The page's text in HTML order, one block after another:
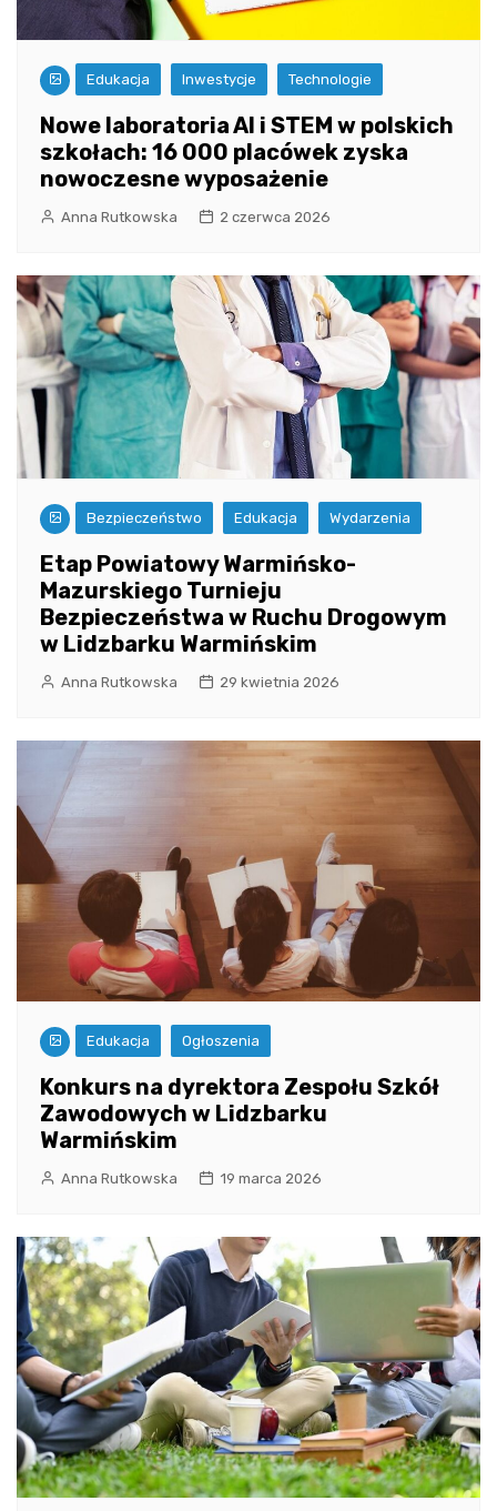
Edukacja Inwestycje Technologie
Nowe laboratoria AI i STEM w polskich
szkołach: 16 000 placówek zyska
nowoczesne wyposażenie
Anna Rutkowska 2 czerwca 2026
Bezpieczeństwo Edukacja Wydarzenia
Etap Powiatowy Warmińsko-
Mazurskiego Turnieju
Bezpieczeństwa w Ruchu Drogowym
w Lidzbarku Warmińskim
Anna Rutkowska 29 kwietnia 2026
Edukacja Ogłoszenia
Konkurs na dyrektora Zespołu Szkół
Zawodowych w Lidzbarku
Warmińskim
Anna Rutkowska 19 marca 2026